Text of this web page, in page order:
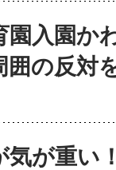
園入園か
囲の反対
気が重い